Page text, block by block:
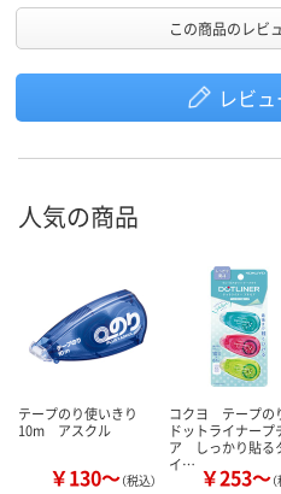
この商品のレビ
レビ
人気の商品
テープのり使いきり
10m アスクル
￥130～（税込）
コクヨ テープの
ドットライナープ
ア しっかり貼る
イ… ￥253～